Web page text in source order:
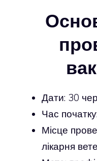
Дати: 30
Час
Місце
лікарня